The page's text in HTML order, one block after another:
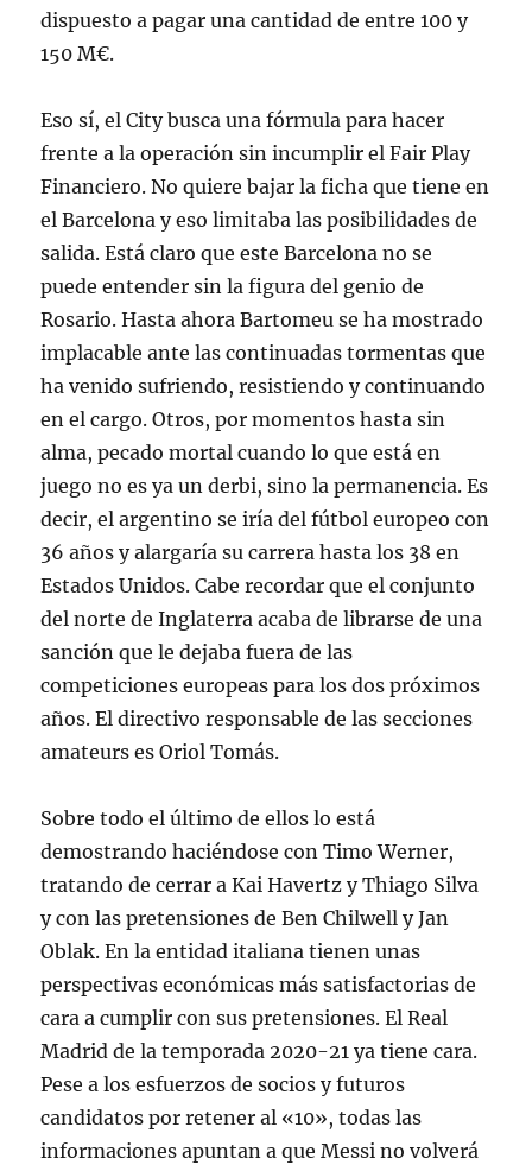
dispuesto a pagar una cantidad de entre 100 y
150 M€.
Eso sí, el City busca una fórmula para hacer
frente a la operación sin incumplir el Fair Play
Financiero. No quiere bajar la ficha que tiene en
el Barcelona y eso limitaba las posibilidades de
salida. Está claro que este Barcelona no se
puede entender sin la figura del genio de
Rosario. Hasta ahora Bartomeu se ha mostrado
implacable ante las continuadas tormentas que
ha venido sufriendo, resistiendo y continuando
en el cargo. Otros, por momentos hasta sin
alma, pecado mortal cuando lo que está en
juego no es ya un derbi, sino la permanencia. Es
decir, el argentino se iría del fútbol europeo con
36 años y alargaría su carrera hasta los 38 en
Estados Unidos. Cabe recordar que el conjunto
del norte de Inglaterra acaba de librarse de una
sanción que le dejaba fuera de las
competiciones europeas para los dos próximos
años. El directivo responsable de las secciones
amateurs es Oriol Tomás.
Sobre todo el último de ellos lo está
demostrando haciéndose con Timo Werner,
tratando de cerrar a Kai Havertz y Thiago Silva
y con las pretensiones de Ben Chilwell y Jan
Oblak. En la entidad italiana tienen unas
perspectivas económicas más satisfactorias de
cara a cumplir con sus pretensiones. El Real
Madrid de la temporada 2020-21 ya tiene cara.
Pese a los esfuerzos de socios y futuros
candidatos por retener al «10», todas las
informaciones apuntan a que Messi no volverá